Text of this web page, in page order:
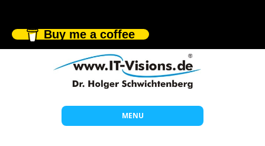
Buy me a coffee
MENU